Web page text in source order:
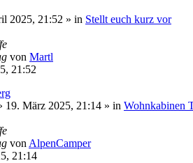
2025, 21:52 » in Stellt euch kurz vor
von Martl
21:52
19. März 2025, 21:14 » in Wohnkabinen
von AlpenCamper
21:14